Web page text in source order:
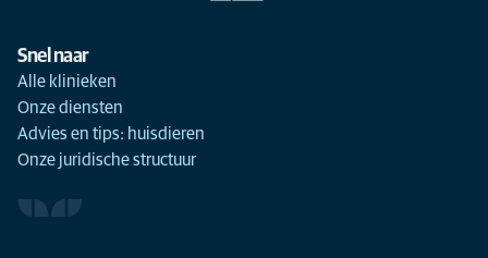
Snel naar
Alle klinieken
Onze diensten
Advies en tips: huisdieren
Onze juridische structuur